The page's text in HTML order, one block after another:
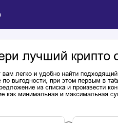
лучший крипто
легко и удобно найти
выгодности, при этом первым в
из списка и произвести
как минимальная и максимальная